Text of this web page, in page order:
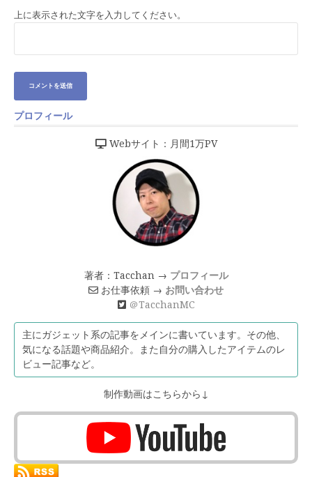
上に表示された文字を入力してください。
プロフィール
Webサイト：月間1万PV
著者：Tacchan → プロフィール
お仕事依頼 → お問い合わせ
＠TacchanMC
主にガジェット系の記事をメインに書いています。その他、
気になる話題や商品紹介。また自分の購入したアイテムのレ
ビュー記事など。
制作動画はこちらから↓